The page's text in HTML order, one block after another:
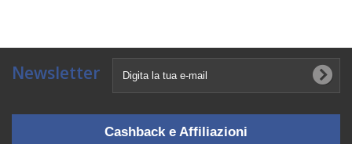
Newsletter
Cashback e Affiliazioni